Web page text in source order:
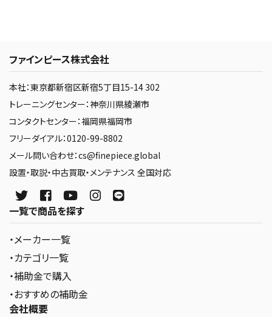
ファインピース株式会社
本社：東京都新宿区新宿5丁目15-14 302
トレーニングセンター：神奈川県綾瀬市
コンタクトセンター：福岡県福岡市
フリーダイアル：0120-99-8802
メール問い合わせ：cs@finepiece.global
設置・取説・中古買取・メンテナンス 全国対応
一覧で商品を探す
・メーカー一覧
・カテゴリ一覧
・補助金で購入
・おすすめの補助金
会社概要